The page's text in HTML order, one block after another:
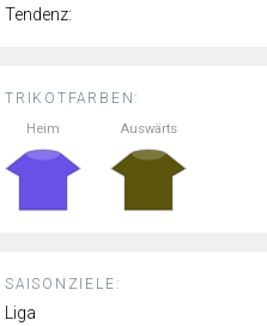
TRIKOTFARBEN:
Heim Auswärts
SAISONZIELE:
Liga
Tendenz: